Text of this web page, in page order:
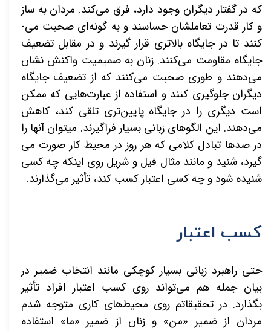
که در گفتار دیگران وجود دارد، فرق می­‌کند. مردان به ساز
و کار قدرت تعاملشان حساسند و به گونه‌­ای صحبت می‌­
کنند تا در جایگاه بالاتری قرار گیرند و در مقابل تضعیف
جایگاه مقاومت می­‌کنند. زنان به صمیمیت واکنش نشان
می­‌دهند و طوری صحبت می­‌کنند که از تضعیف جایگاه
دیگران جلوگیری کنند و استفاده از عبارت­‌هایی که ممکن
است دیگری را در جایگاه پایین­‌تری تلقی کند، کاهش
می‌­دهند. این الگوهای زبانی بسیار فراگیرند. می­توان آن­ها را
در صدها تبادل کلامی که هر روز در محیط کار صورت می­‌
گیرد، شنید و مانند مثال فیل و شریل روی اینکه چه کسی
شنیده شود و چه کسی اعتبار کسب کند، تأثیر می‌­گذارند.
کسب اعتبار
حتی راهبرد زبانی بسیار کوچکی مانند انتخاب ضمیر در
بیان جمله هم می‌تواند روی کسب اعتبار افراد تأثیر
بگذارد. در تحقیقاتم روی محیط‌های کاری متوجه شدم
مردان از ضمیر «من» و زنان از ضمیر «ما» استفاده